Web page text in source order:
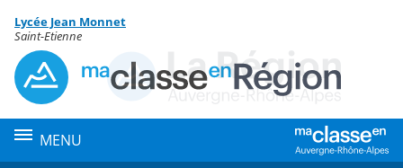
Menu de la rubrique
Contenu
Lycée Jean Monnet
Saint-Etienne
MENU